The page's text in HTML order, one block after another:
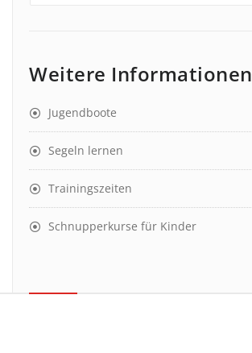
Weitere Informationen
Jugendboote
Segeln lernen
Trainingszeiten
Schnupperkurse für Kinder